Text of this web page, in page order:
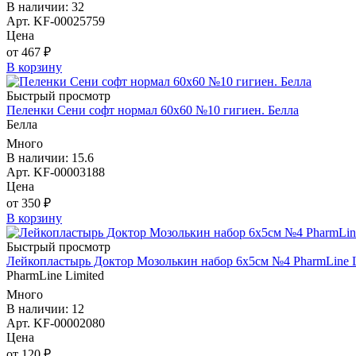
В наличии: 32
Арт. KF-00025759
Цена
от 467 ₽
В корзину
Быстрый просмотр
Пеленки Сени софт нормал 60х60 №10 гигиен. Белла
Белла
Много
В наличии: 15.6
Арт. KF-00003188
Цена
от 350 ₽
В корзину
Быстрый просмотр
Лейкопластырь Доктор Мозолькин набор 6х5см №4 PharmLine
PharmLine Limited
Много
В наличии: 12
Арт. KF-00002080
Цена